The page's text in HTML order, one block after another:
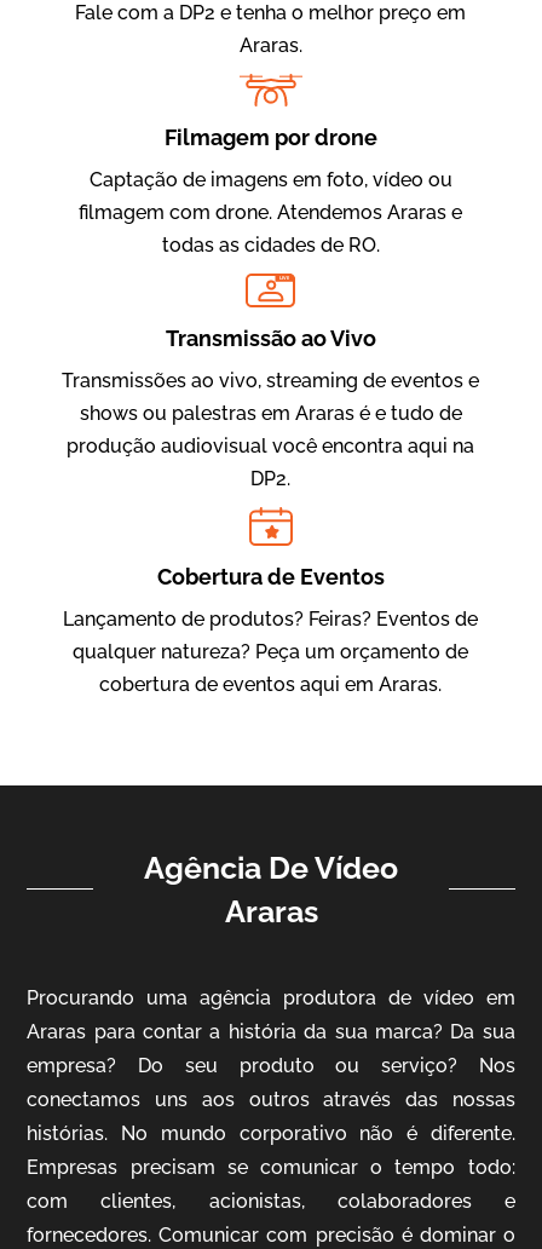
Evolucional
Vídeos para Treinamentos
IBCC
Vídeo Institucional
Vídeo Institucional
Fale com a DP2 e tenha o melhor preço em
Araras.
Filmagem por drone
Captação de imagens em foto, vídeo ou
filmagem com drone. Atendemos Araras e
todas as cidades de RO.
LIVE
Transmissão ao Vivo
Transmissões ao vivo, streaming de eventos e
shows ou palestras em Araras é e tudo de
produção audiovisual você encontra aqui na
DP2.
Cobertura de Eventos
Lançamento de produtos? Feiras? Eventos de
qualquer natureza? Peça um orçamento de
cobertura de eventos aqui em Araras.
Agência De Vídeo
Araras
Procurando uma agência produtora de vídeo em
Araras para contar a história da sua marca? Da sua
empresa? Do seu produto ou serviço? Nos
conectamos uns aos outros através das nossas
histórias. No mundo corporativo não é diferente.
Empresas precisam se comunicar o tempo todo:
com clientes, acionistas, colaboradores e
fornecedores. Comunicar com precisão é dominar o